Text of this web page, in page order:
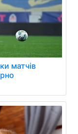
матчів